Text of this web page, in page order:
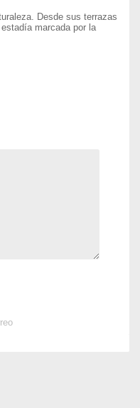
Desde sus terrazas
marcada por la